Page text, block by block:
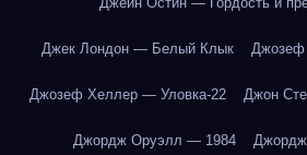
Джек Лондон — Белый Клык Джозеф
Джозеф Хеллер — Уловка-22 Джон
Джордж Оруэлл — 1984